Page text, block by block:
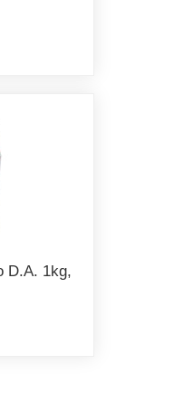
D.A. 1kg,